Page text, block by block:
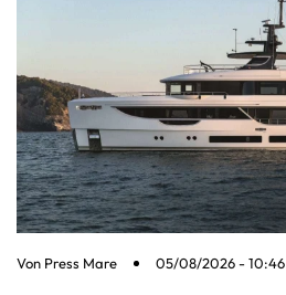
Von Press Mare 05/08/2026 - 10:46